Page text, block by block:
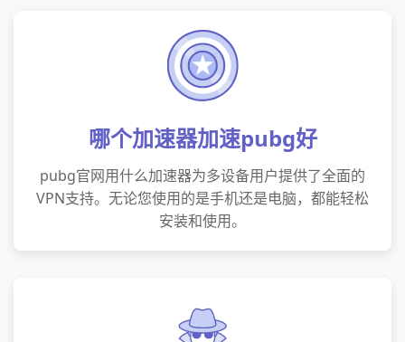
哪个加速器加速pubg好
pubg官网用什么加速器为多设备用户提供了全面的
VPN支持。无论您使用的是手机还是电脑，都能轻松
安装和使用。